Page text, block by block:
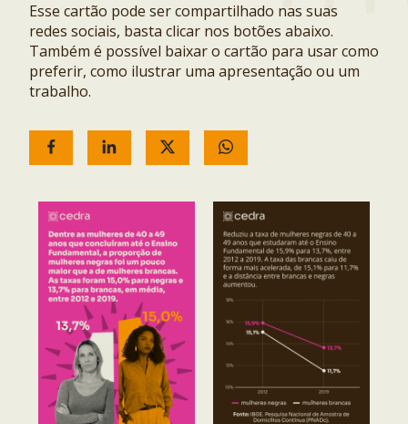
Esse cartão pode ser compartilhado nas suas
redes sociais, basta clicar nos botões abaixo.
Também é possível baixar o cartão para usar como
preferir, como ilustrar uma apresentação ou um
trabalho.